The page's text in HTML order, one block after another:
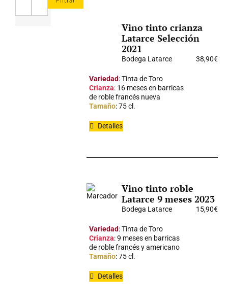
Vino tinto crianza
Latarce Selección
2021
Bodega Latarce 38,90€
Variedad: Tinta de Toro
Crianza: 16 meses en barricas
de roble francés nueva
Tamaño: 75 cl.
Detalles
Vino tinto roble
Latarce 9 meses 2023
Bodega Latarce 15,90€
Variedad: Tinta de Toro
Crianza: 9 meses en barricas
de roble francés y americano
Tamaño: 75 cl.
Detalles
mínimo
máximo